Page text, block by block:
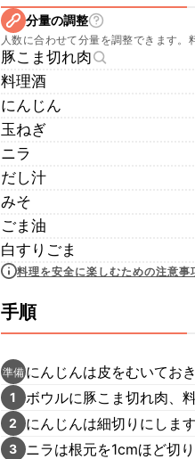
分量の調整
人数に合わせて分量を調整できます。
豚こま切れ肉
料理酒
にんじん
玉ねぎ
ニラ
だし汁
みそ
ごま油
白すりごま
料理を安全に楽しむための注意事
手順
準備 にんじんは皮をむいておき
1 ボウルに豚こま切れ肉、
2 にんじんは細切りにしま
3 ニラは根元を1cmほど切